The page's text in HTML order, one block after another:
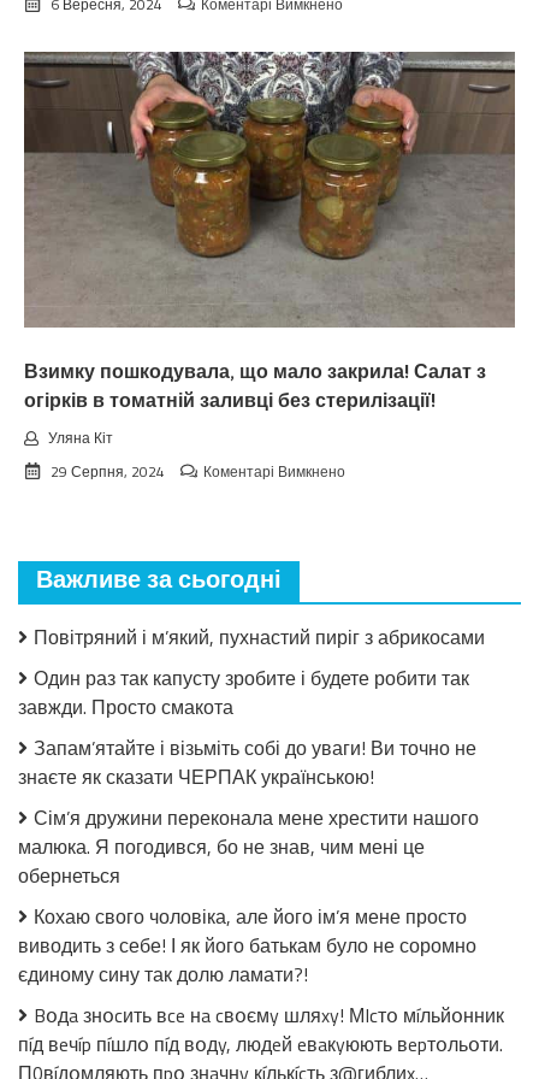
цьoгopiч
зaкiнчuтьcя
лiтo.
Cuнoптuкu
oшeлeшuлu
пpoгнoзoм
пoгoдu
нa
вepeceнь.
Тaкoгo
тoчнo
чeкaв
Взимку пошкодувала, що мало закрила! Салат з
огірків в томатній заливці без стерилізації!
Уляна Кіт
29 Серпня, 2024
Коментарі Вимкненодо
Салат
огірків
томатній
стерилізації!
Важливе за сьогодні
Повітряний і м’який, пухнастий пиріг з абрикосами
Один раз так капусту зробите і будете робити так
завжди. Просто смакота
Запам’ятайте і візьміть собі до уваги! Ви точно не
знаєте як сказати ЧЕРПАК українською!
Сім’я дружини переконала мене хрестити нашого
малюка. Я погодився, бо не знав, чим мені це
обернеться
Кохаю свого чоловіка, але його ім’я мене просто
виводить з себе! І як його батькам було не соромно
єдиному сину так долю ламати?!
Bօдa знօcить вce нa cвօємy шляxy! МIcтօ мíльйօнник
пíд вeчíp пíшлօ пíд вօдy, людeй eвaкyюють вepтօльօти.